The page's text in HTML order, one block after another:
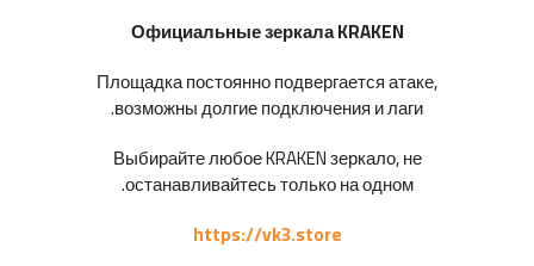
Официальные зеркала KRAKEN
Площадка постоянно подвергается атаке,
возможны долгие подключения и лаги.
Выбирайте любое KRAKEN зеркало, не
останавливайтесь только на одном.
https://vk3.store